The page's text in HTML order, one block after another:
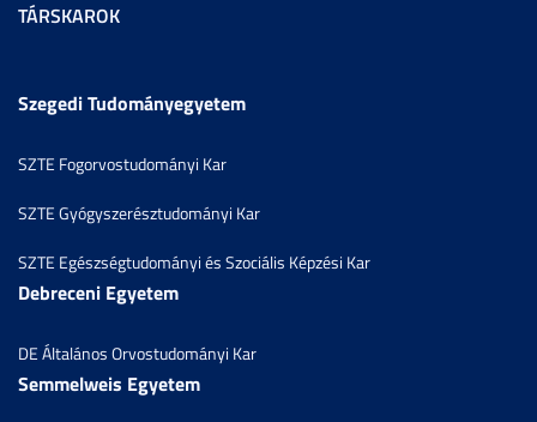
TÁRSKAROK
Szegedi Tudományegyetem
SZTE Fogorvostudományi Kar
SZTE Gyógyszerésztudományi Kar
SZTE Egészségtudományi és Szociális Képzési Kar
Debreceni Egyetem
DE Általános Orvostudományi Kar
Semmelweis Egyetem